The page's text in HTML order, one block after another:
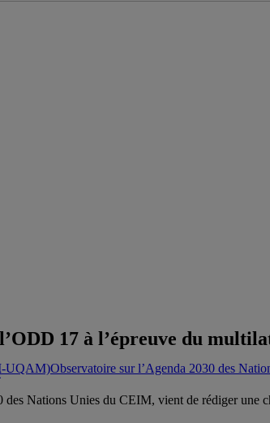
17 à l’épreuve du
des Nations Unies du CEIM, vient de rédiger
Observatoire sur l’Agenda 2030 des